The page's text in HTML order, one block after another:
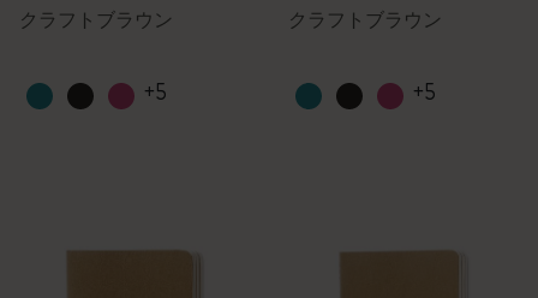
クラフトブラウン
+5
クラフトブラウン
+5